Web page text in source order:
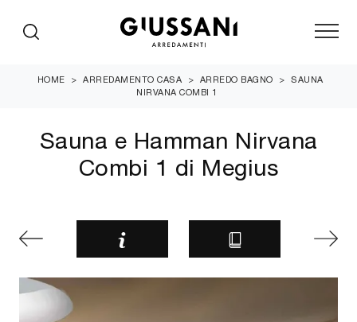
HOME > ARREDAMENTO CASA > ARREDO BAGNO >
SAUNA
NIRVANA COMBI 1
Sauna e Hamman Nirvana
Combi 1 di Megius